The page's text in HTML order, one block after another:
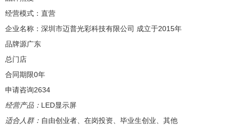
经营模式：直营
企业名称：深圳市迈普光彩科技有限公司 成立于2015年
品牌源广东
总门店
合同期限0年
申请咨询2634
经营产品： LED显示屏
适合人群： 自由创业者、在岗投资、毕业生创业、其他